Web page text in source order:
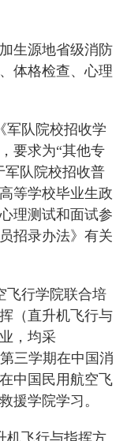
生源地省级消防
体格检查、心理
军队院校招收学
要求为“其他专
军队院校招收普
等学校毕业生政
理测试和面试参
招录办法》有关
飞行学院联合培
（直升机飞行与
，均采
三学期在中国消
中国民用航空飞
援学院学习。
机飞行与指挥方